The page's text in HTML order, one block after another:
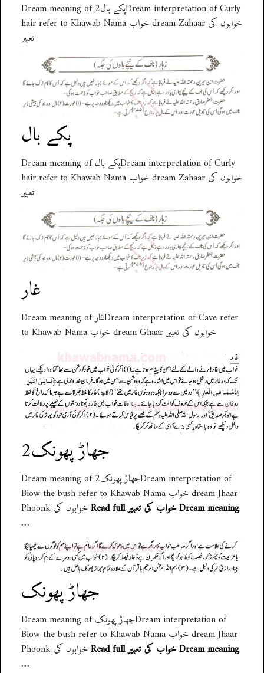
Dream meaning of پکے بال2Dream interpretation of Curly
hair refer to Khawab Nama خواب dream Zahaar خوابوں کی
تعبیر
پکے بال
Dream meaning of پکے بالDream interpretation of Curly
hair refer to Khawab Nama خواب dream Zahaar خوابوں کی
تعبیر
غار
Dream meaning of غارDream interpretation of Cave refer
to Khawab Nama خواب dream Ghaar خوابوں کی تعبیر
جھاڑ پھونک2
Dream meaning of جھاڑ پھونک2Dream interpretation of
Blow the bush refer to Khawab Nama خواب dream Jhaar
Phoonk خوابوں کیRead full خواب کی تعبیر Dream meaning
…
جھاڑ پھونک
Dream meaning of جھاڑ پھونکDream interpretation of
Blow the bush refer to Khawab Nama خواب dream Jhaar
Phoonk خوابوں کیRead full خواب کی تعبیر Dream meaning
…